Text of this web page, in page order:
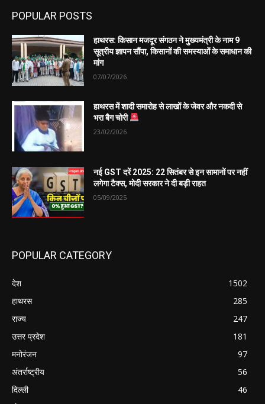
POPULAR POSTS
हाथरस: किसान मजदूर संगठन ने मुख्यमंत्री के नाम 9
सूत्रीय ज्ञापन सौंपा, किसानों की समस्याओं के समाधान की
मांग
07/07/2026
हाथरस में शादी समारोह से लाखों के जेवर और नकदी से
भरा बैग चोरी
23/02/2026
नई GST दरें 2025: 22 सितंबर से इन सामानों पर नहीं
लगेगा टैक्स, मोदी सरकार ने दी बड़ी राहत
05/09/2025
POPULAR CATEGORY
देश
1502
हाथरस
285
राज्य
247
उत्तर प्रदेश
181
मनोरंजन
97
अंतर्राष्ट्रीय
56
दिल्ली
46